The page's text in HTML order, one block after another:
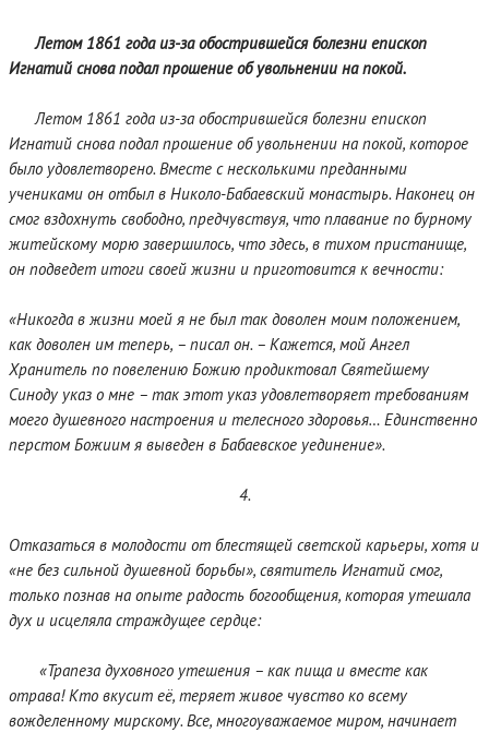
Летом 1861 года из-за обострившейся болезни епископ
Игнатий снова подал прошение об увольнении на покой.
Летом 1861 года из-за обострившейся болезни епископ
Игнатий снова подал прошение об увольнении на покой, которое
было удовлетворено. Вместе с несколькими преданными
учениками он отбыл в Николо-Бабаевский монастырь. Наконец он
смог вздохнуть свободно, предчувствуя, что плавание по бурному
житейскому морю завершилось, что здесь, в тихом пристанище,
он подведет итоги своей жизни и приготовится к вечности:
«Никогда в жизни моей я не был так доволен моим положением,
как доволен им теперь, – писал он. – Кажется, мой Ангел
Хранитель по повелению Божию продиктовал Святейшему
Синоду указ о мне – так этот указ удовлетворяет требованиям
моего душевного настроения и телесного здоровья… Единственно
перстом Божиим я выведен в Бабаевское уединение».
4.
Отказаться в молодости от блестящей светской карьеры, хотя и
«не без сильной душевной борьбы», святитель Игнатий смог,
только познав на опыте радость богообщения, которая утешала
дух и исцеляла страждущее сердце:
«Трапеза духовного утешения – как пища и вместе как
отрава! Кто вкусит её, теряет живое чувство ко всему
вожделенному мирскому. Все, многоуважаемое миром, начинает